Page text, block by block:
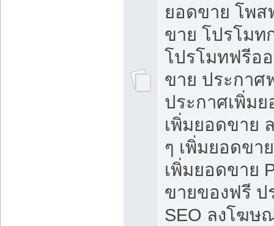
ยอดขาย โพส
ขาย โปรโมท
โปรโมทฟรีอ
ขาย ประกาศ
ประกาศเพิ่ม
เพิ่มยอดขาย
ๆ เพิ่มยอดขา
เพิ่มยอดขาย
ขายของฟรี ป
SEO ลงโฆษ